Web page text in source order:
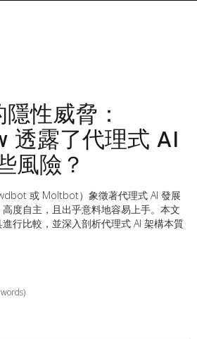
性威脅：
透露了代理式 AI
風險？
或 Moltbot）象徵著代理式 AI 發展
度自主，且出乎意料地容易上手。本文
行比較，並深入剖析代理式 AI 架構本質
words)